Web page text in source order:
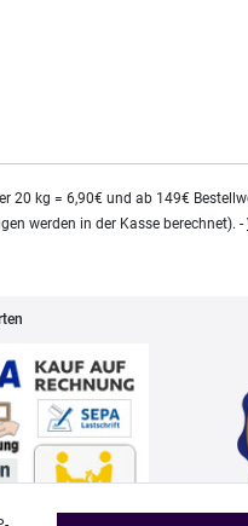
20 kg = 6,90€ und ab 149€
werden in der Kasse berechnet). -